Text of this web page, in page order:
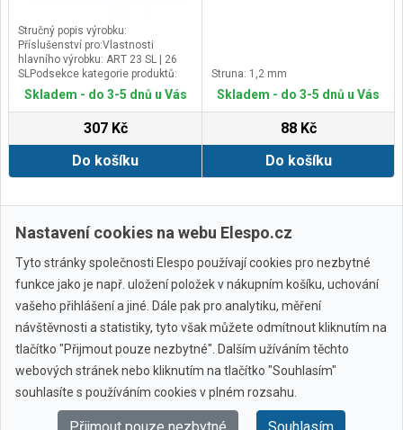
Stručný popis výrobku:
Příslušenství pro:Vlastnosti
hlavního výrobku: ART 23 SL | 26
SLPodsekce kategorie produktů:
Akumulátorové strunové
sekačkyRozsah dodávky:
Kartonová krabiceRozměry nářadí
(D × Š × V): 152 x 93 x 44
mmRozměry balení (délka): 152
mmRozměry balení (šířka): 93
x 93 x 44 mm
Skladem - do 3-5 dnů u Vás
307 Kč
Do košíku
Struna: 1,2 mm
Skladem - do 3-5 dnů u Vás
88 Kč
Do košíku
Další › Poslední »
Všechny značky
Nastavení cookies na webu Elespo.cz
Tyto stránky společnosti Elespo používají cookies pro nezbytné
funkce jako je např. uložení položek v nákupním košíku, uchování
vašeho přihlášení a jiné. Dále pak pro analytiku, měření
návštěvnosti a statistiky, tyto však můžete odmítnout kliknutím na
tlačítko "Přijmout pouze nezbytné". Dalším užíváním těchto
webových stránek nebo kliknutím na tlačítko "Souhlasím"
souhlasíte s používáním cookies v plném rozsahu.